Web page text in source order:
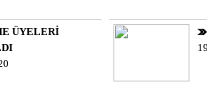
ÜYELERİ